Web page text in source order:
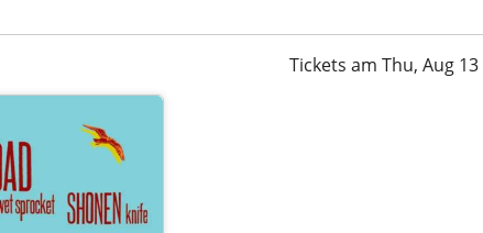
Tickets am Thu, Aug 13